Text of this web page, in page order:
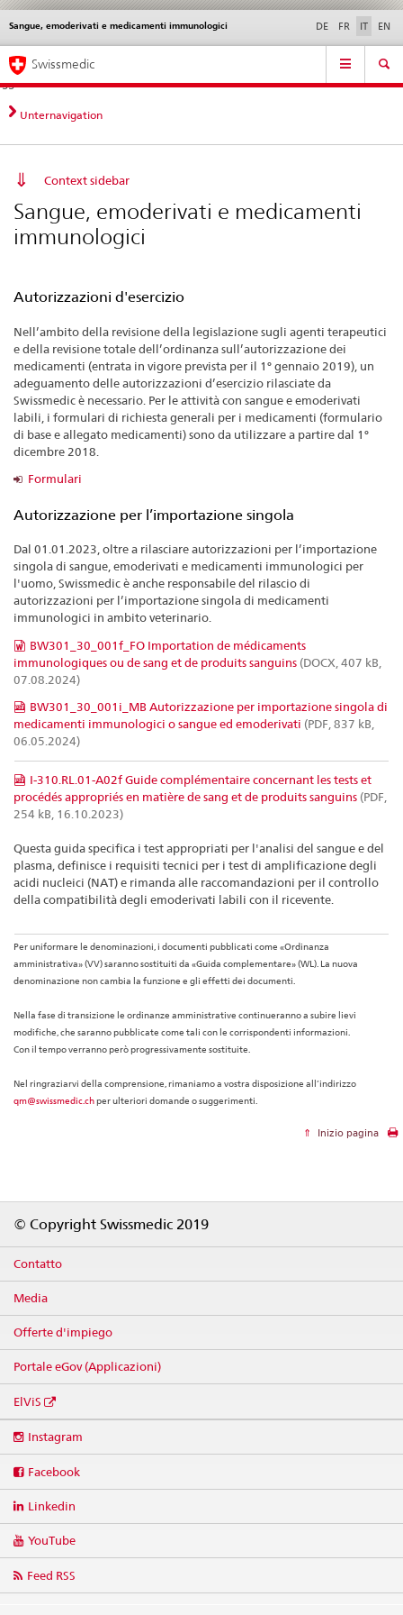
Navigazione
diretta:
novità,
aspetti
contatto
Novità &
norme
Contatto | Supporto &
aiuto
Sangue, emoderivati e medicamenti immunologici DE FR IT EN
Service
Navigation
Swissmedic
Unternavigation
Context sidebar
Sangue, emoderivati e medicamenti
immunologici
Autorizzazioni d'esercizio
Nell’ambito della revisione della legislazione sugli agenti terapeutici
e della revisione totale dell’ordinanza sull’autorizzazione dei
medicamenti (entrata in vigore prevista per il 1° gennaio 2019), un
adeguamento delle autorizzazioni d’esercizio rilasciate da
Swissmedic è necessario. Per le attività con sangue e emoderivati
labili, i formulari di richiesta generali per i medicamenti (formulario
di base e allegato medicamenti) sono da utilizzare a partire dal 1°
dicembre 2018.
Formulari
Autorizzazione per l’importazione singola
Dal 01.01.2023, oltre a rilasciare autorizzazioni per l’importazione
singola di sangue, emoderivati e medicamenti immunologici per
l'uomo, Swissmedic è anche responsabile del rilascio di
autorizzazioni per l’importazione singola di medicamenti
immunologici in ambito veterinario.
BW301_30_001f_FO Importation de médicaments
immunologiques ou de sang et de produits sanguins (DOCX, 407 kB,
07.08.2024)
BW301_30_001i_MB Autorizzazione per importazione singola di
medicamenti immunologici o sangue ed emoderivati (PDF, 837 kB,
06.05.2024)
I-310.RL.01-A02f Guide complémentaire concernant les tests et
procédés appropriés en matière de sang et de produits sanguins (PDF,
254 kB, 16.10.2023)
Questa guida specifica i test appropriati per l'analisi del sangue e del
plasma, definisce i requisiti tecnici per i test di amplificazione degli
acidi nucleici (NAT) e rimanda alle raccomandazioni per il controllo
della compatibilità degli emoderivati labili con il ricevente.
Per uniformare le denominazioni, i documenti pubblicati come «Ordinanza
amministrativa» (VV) saranno sostituiti da «Guida complementare» (WL). La nuova
denominazione non cambia la funzione e gli effetti dei documenti.
Nella fase di transizione le ordinanze amministrative continueranno a subire lievi
modifiche, che saranno pubblicate come tali con le corrispondenti informazioni.
Con il tempo verranno però progressivamente sostituite.
Nel ringraziarvi della comprensione, rimaniamo a vostra disposizione all’indirizzo
qm@swissmedic.chper ulteriori domande o suggerimenti.
Inizio pagina
© Copyright Swissmedic 2019
Contatto
Media
Offerte d'impiego
Portale eGov (Applicazioni)
ElViS
media
Instagram
Facebook
Linkedin
YouTube
Feed RSS